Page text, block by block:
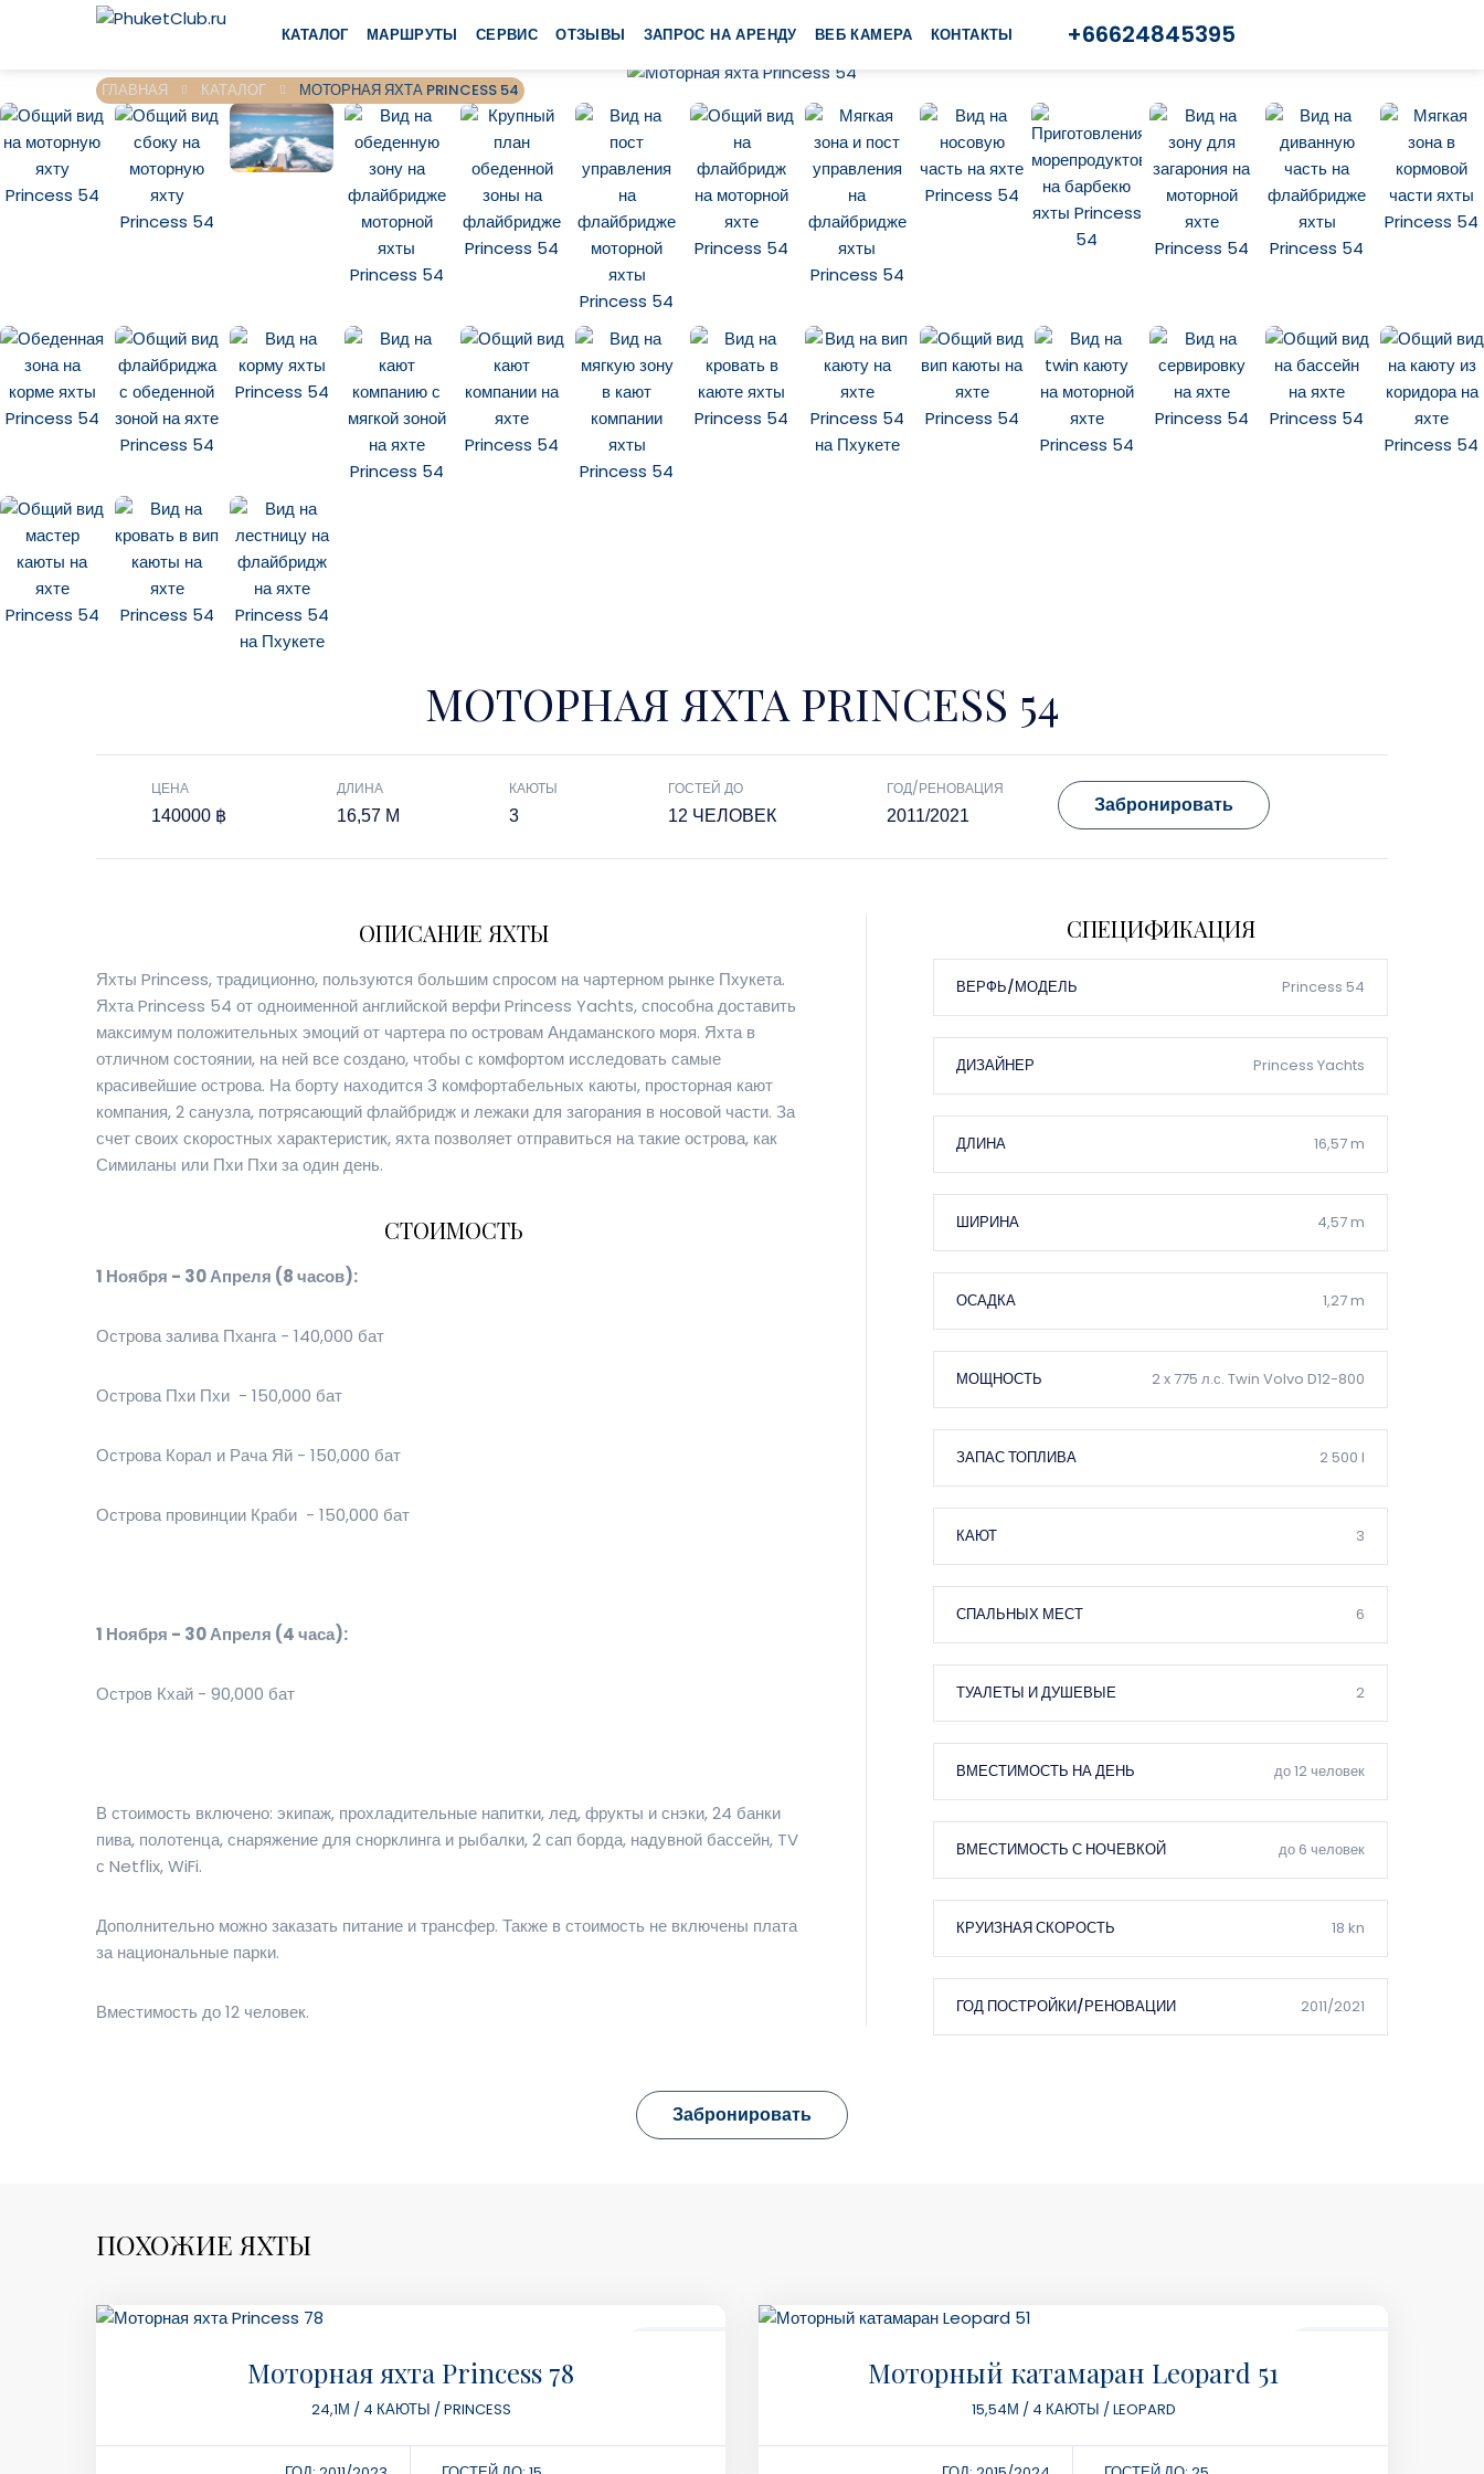
КАТАЛОГ МАРШРУТЫ СЕРВИС ОТЗЫВЫ ЗАПРОС НА АРЕНДУ ВЕБ КАМЕРА КОНТАКТЫ +66624845395
ГЛАВНАЯ КАТАЛОГ МОТОРНАЯ ЯХТА PRINCESS 54
МОТОРНАЯ ЯХТА PRINCESS 54
ЦЕНА
140000 ฿
ДЛИНА
16,57 M
КАЮТЫ
3
ГОСТЕЙ ДО
12 ЧЕЛОВЕК
ГОД/РЕНОВАЦИЯ
2011/2021
Забронировать
ОПИСАНИЕ ЯХТЫ
Яхты Princess, традиционно, пользуются большим спросом на чартерном рынке Пхукета.
Яхта Princess 54 от одноименной английской верфи Princess Yachts, способна доставить
максимум положительных эмоций от чартера по островам Андаманского моря. Яхта в
отличном состоянии, на ней все создано, чтобы с комфортом исследовать самые
красивейшие острова. На борту находится 3 комфортабельных каюты, просторная кают
компания, 2 санузла, потрясающий флайбридж и лежаки для загорания в носовой части. За
счет своих скоростных характеристик, яхта позволяет отправиться на такие острова, как
Симиланы или Пхи Пхи за один день.
СТОИМОСТЬ
1 Ноября - 30 Апреля (8 часов):
Острова залива Пханга - 140,000 бат
Острова Пхи Пхи - 150,000 бат
Острова Корал и Рача Яй - 150,000 бат
Острова провинции Краби - 150,000 бат
1 Ноября - 30 Апреля (4 часа):
Остров Кхай - 90,000 бат
В стоимость включено: экипаж, прохладительные напитки, лед, фрукты и снэки, 24 банки
пива, полотенца, снаряжение для снорклинга и рыбалки, 2 сап борда, надувной бассейн, TV
с Netflix, WiFi.
Дополнительно можно заказать питание и трансфер. Также в стоимость не включены плата
за национальные парки.
Вместимость до 12 человек.
СПЕЦИФИКАЦИЯ
ВЕРФЬ/МОДЕЛЬ Princess 54
ДИЗАЙНЕР Princess Yachts
ДЛИНА 16,57 m
ШИРИНА 4,57 m
ОСАДКА 1,27 m
МОЩНОСТЬ 2 x 775 л.с. Twin Volvo D12-800
ЗАПАС ТОПЛИВА 2 500 l
КАЮТ 3
СПАЛЬНЫХ МЕСТ 6
ТУАЛЕТЫ И ДУШЕВЫЕ 2
ВМЕСТИМОСТЬ НА ДЕНЬ до 12 человек
ВМЕСТИМОСТЬ С НОЧЕВКОЙ до 6 человек
КРУИЗНАЯ СКОРОСТЬ 18 kn
ГОД ПОСТРОЙКИ/РЕНОВАЦИИ 2011/2021
Забронировать
ПОХОЖИЕ ЯХТЫ
Моторная яхта Princess 78
24,1М / 4 КАЮТЫ / PRINCESS
Моторный катамаран Leopard 51
15,54М / 4 КАЮТЫ / LEOPARD